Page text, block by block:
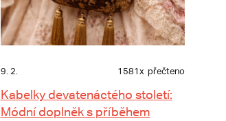
9. 2. 1581x přečteno
Kabelky devatenáctého století:
Módní doplněk s příběhem